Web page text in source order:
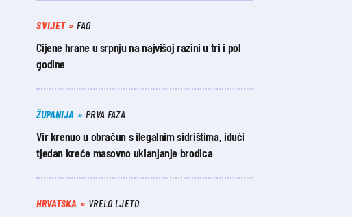
SVIJET FAO
Cijene hrane u srpnju na najvišoj razini u tri i pol
godine
ŽUPANIJA PRVA FAZA
Vir krenuo u obračun s ilegalnim sidrištima, idući
tjedan kreće masovno uklanjanje brodica
HRVATSKA VRELO LJETO